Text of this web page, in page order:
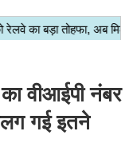
वीआईपी नंबर
लग गई इतने